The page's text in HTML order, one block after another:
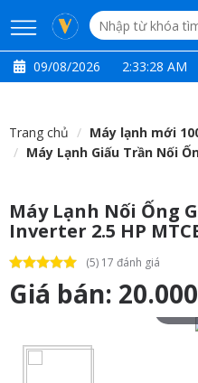
09/08/2026 2:33:29 AM
Trang chủ
Máy lạnh mới
Máy Lạnh Giấu Trần Nối
Máy Lạnh Nối Ống
Inverter 2.5 HP
(5) 17 đánh giá
Giá bán: